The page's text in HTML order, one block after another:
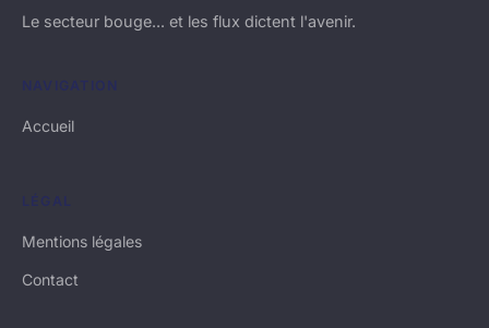
Le secteur bouge... et les flux dictent l'avenir.
NAVIGATION
Accueil
LÉGAL
Mentions légales
Contact